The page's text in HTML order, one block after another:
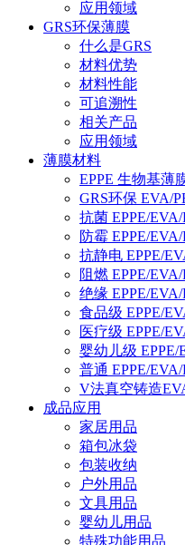
应用领域
GRS环保薄膜
什么是GRS
材料优势
材料性能
可追溯性
相关产品
应用领域
薄膜材料
EPPE 生物基薄
GRS环保 EVA/
抗菌 EPPE/EVA/
防霉 EPPE/
抗静电 EPPE/
阻燃 EPPE/
绝缘 EPPE/EVA/
食品级 EPPE/
医疗级 EPPE/
婴幼儿级 EPPE/
普通 EPPE/EVA/
V法真空铸造
成品应用
家居用品
箱包冰袋
包装收纳
户外用品
文具用品
婴幼儿用品
特殊功能用品